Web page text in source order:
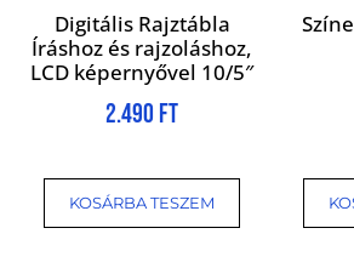
Digitális Rajztábla
Íráshoz és rajzoláshoz,
LCD képernyővel 10/5″
2.490 Ft
KOSÁRBA TESZEM